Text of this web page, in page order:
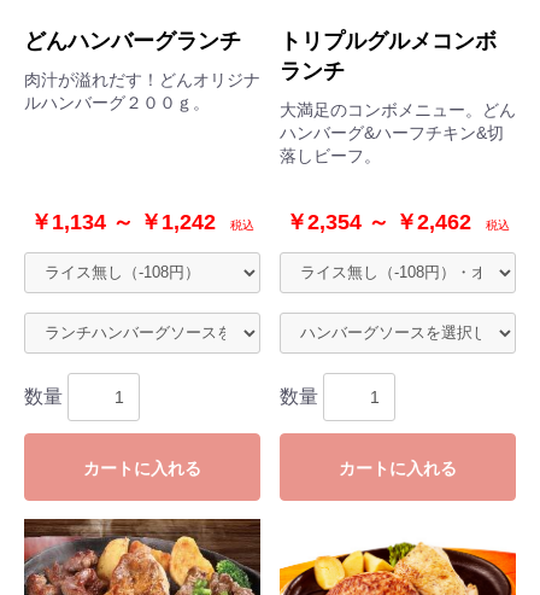
どんハンバーグランチ
肉汁が溢れだす！どんオリジナ
ルハンバーグ２００ｇ。
￥1,134 ～ ￥1,242 税込
数量
カートに入れる
トリプルグルメコンボ
ランチ
大満足のコンボメニュー。どん
ハンバーグ&ハーフチキン&切
落しビーフ。
￥2,354 ～ ￥2,462 税込
数量
カートに入れる